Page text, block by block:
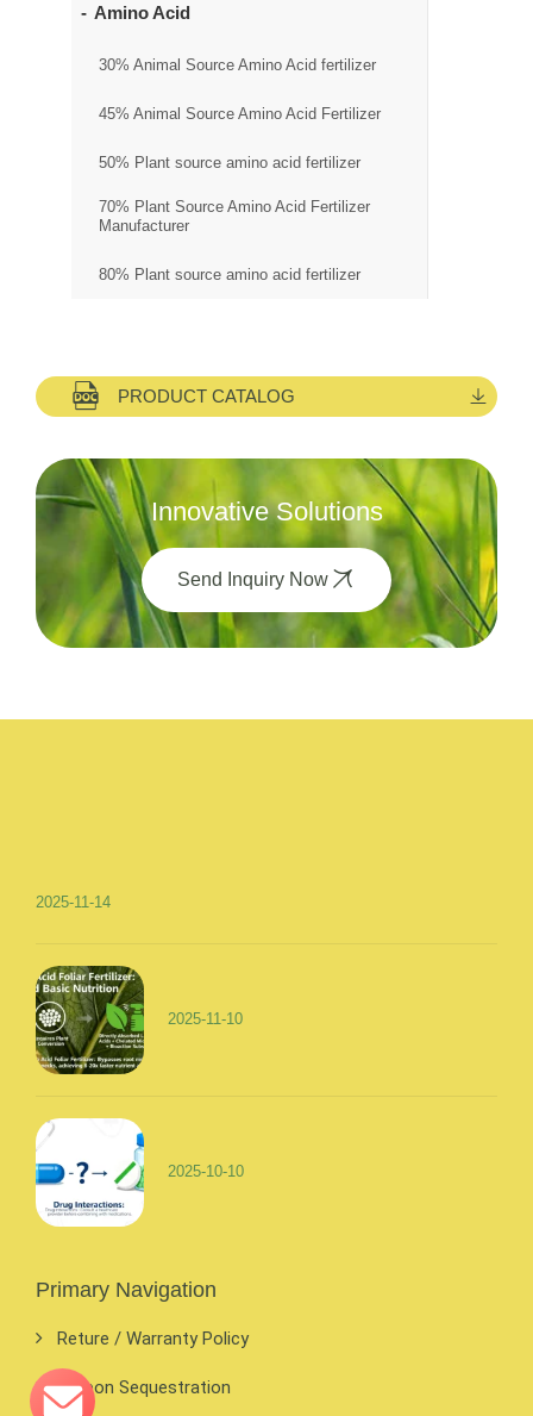
Amino Acid
30% Animal Source Amino Acid fertilizer
45% Animal Source Amino Acid Fertilizer
50% Plant source amino acid fertilizer
70% Plant Source Amino Acid Fertilizer
Manufacturer
80% Plant source amino acid fertilizer
PRODUCT CATALOG
Innovative Solutions
Send Inquiry Now
2025-11-14
2025-11-10
2025-10-10
Primary Navigation
Reture / Warranty Policy
Carbon Sequestration